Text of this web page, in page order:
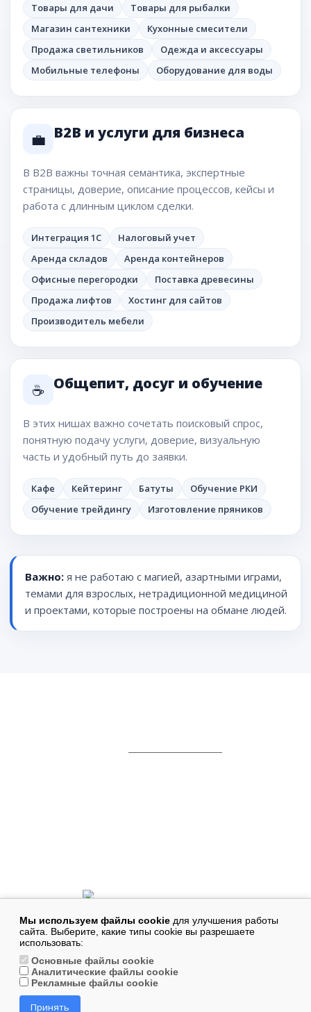
Товары для дачи
Товары для рыбалки
Магазин сантехники
Кухонные смесители
Продажа светильников
Одежда и аксессуары
Мобильные телефоны
Оборудование для воды
💼 B2B и услуги для бизнеса
В B2B важны точная семантика, экспертные
страницы, доверие, описание процессов, кейсы и
работа с длинным циклом сделки.
Интеграция 1С
Налоговый учет
Аренда складов
Аренда контейнеров
Офисные перегородки
Поставка древесины
Продажа лифтов
Хостинг для сайтов
Производитель мебели
☕ Общепит, досуг и обучение
В этих нишах важно сочетать поисковый спрос,
понятную подачу услуги, доверие, визуальную
часть и удобный путь до заявки.
Кафе Кейтеринг Батуты
Обучение РКИ
Обучение трейдингу
Изготовление пряников
Важно: я не работаю с магией, азартными играми,
темами для взрослых, нетрадиционной медициной
и проектами, которые построены на обмане людей.
WhatsApp:+7 (977) 480-56-72
Адрес:127015,Россия Москва,Большая Новодмитровская улица, 36с1
Мы используем файлы cookie для улучшения работы
сайта. Выберите, какие типы cookie вы разрешаете
использовать:
Основные файлы cookie
Аналитические файлы cookie
Рекламные файлы cookie
Принять